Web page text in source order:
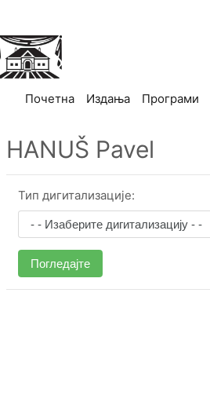
Почетна(current)
Издања Програми
HANUŠ Pavel
Тип дигитализације:
Погледајте